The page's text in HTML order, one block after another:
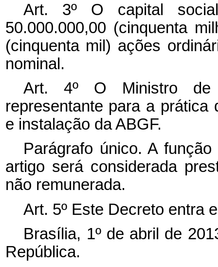
Art. 3º O capital
50.000.000,00 (cinquenta
(cinquenta mil) ações
nominal.
Art. 4º O Ministro de
representante para a
e instalação da ABGF.
Parágrafo único. A
artigo será considerada
não remunerada.
Art. 5º Este Decreto entra
Brasília, 1º de abril de
República.